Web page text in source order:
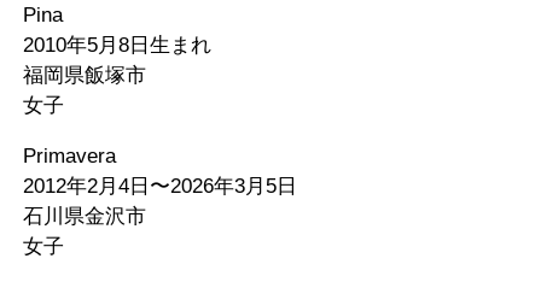
Pina
2010年5月8日生まれ
福岡県飯塚市
女子
Primavera
2012年2月4日〜2026年3月5日
石川県金沢市
女子